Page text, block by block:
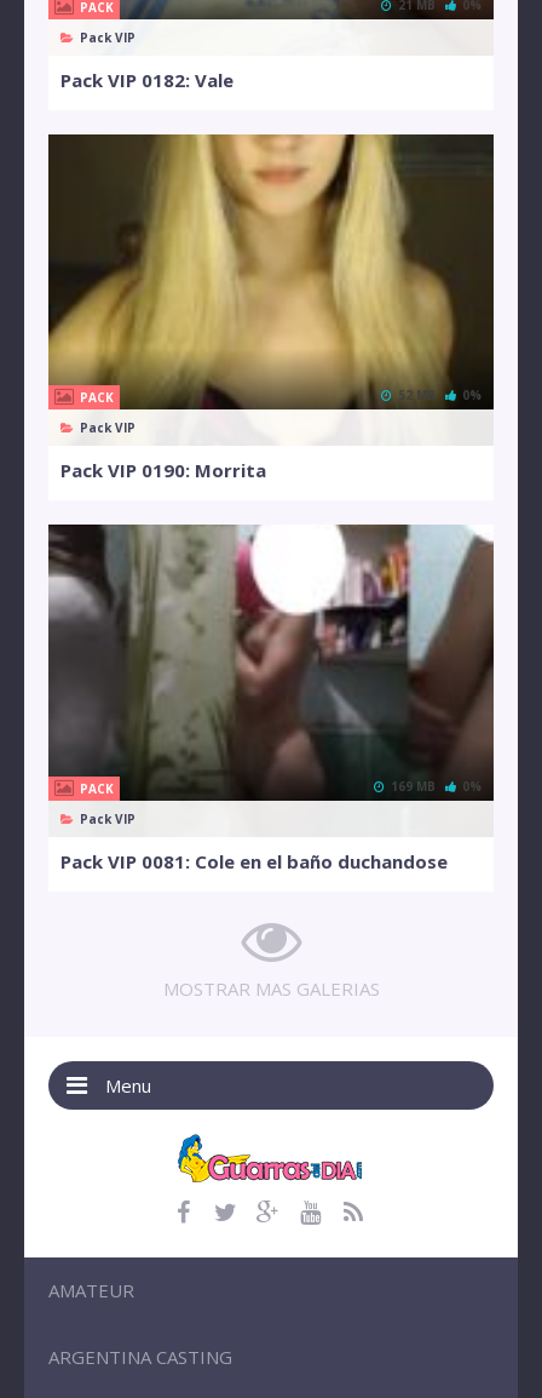
PACK
Pack VIP
21 MB 0%
Pack VIP 0182: Vale
PACK
Pack VIP
52 MB 0%
Pack VIP 0190: Morrita
PACK
Pack VIP
169 MB 0%
Pack VIP 0081: Cole en el baño duchandose
MOSTRAR MAS GALERIAS
Menu
AMATEUR
ARGENTINA CASTING